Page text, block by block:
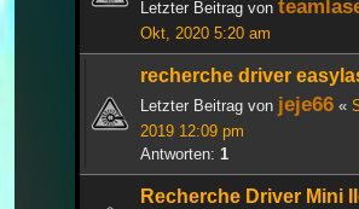
Letzter Beitrag von
Okt, 2020 5:20 am
recherche driver
Letzter Beitrag von jeje66 «
2019 12:09 pm
Antworten: 1
Recherche Driver Mini